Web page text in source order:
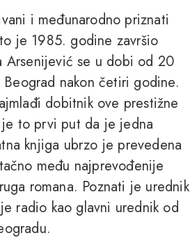
i međunarodno priznati
je 1985. godine završio
Arsenijević se u dobi od 20
nakon četiri godine.
dobitnik ove prestižne
je to prvi put da je jedna
knjiga ubrzo je prevedena
među najprevođenije
romana. Poznati je urednik
radio kao glavni urednik od